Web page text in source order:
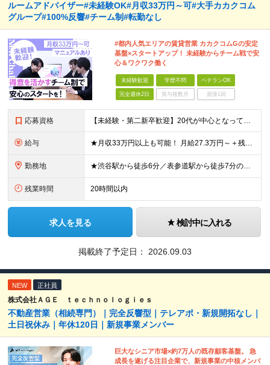
ルームアドバイザー#未経験OK#月収33万円～可#大手カカクコム
グループ#100%反響#チーム制#転勤なし
#都内人気エリアの賃貸営業 カカクコムGの安定
基盤×スタートアップ！ 未経験からチーム戦で安
心＆ワクワク働く
未経験歓迎 学歴不問 ベテランOK
完全週休2日 賞与複数月 面接1回
応募資格 【未経験・第二新卒歓迎】20代が中心となって活躍中！ ●基本的なPC操作ができる方 ●学歴不問 ★接客や販売など、人と関わる業務経験がある方は大歓迎！（アルバイト経験でもOKです） ★個人戦より、チー
給与 ★月収33万円以上も可能！ 月給27.3万円～＋残業代全額＋インセンティブ＋各種手当 ※経験・スキルを考慮し決定します。 ※試用期間6ヶ月間の給与や待遇に差異はございません。 ※残業代は、1分単位
勤務地 ★渋谷駅から徒歩6分／表参道駅から徒歩7分のアクセス抜群！ ★新築のきれいなビルで働ける！ ★転勤なし！ ■住所：東京都渋谷区渋谷1-7-2 VORT渋谷east2 2階 周辺にはカフェや飲食店も
残業時間 20時間以内
求人を見る 検討中に入れる
掲載終了予定日： 2026.09.03
NEW 正社員
株式会社ＡＧＥ ｔｅｃｈｎｏｌｏｇｉｅｓ
不動産営業（相続専門）｜完全反響型｜テレアポ・新規開拓なし｜
土日祝休み｜年休120日｜新規事業メンバー
巨大なシニア市場×約7万人の既存顧客基盤。 急
成長を遂げる注目企業で、新規事業の中核メンバ